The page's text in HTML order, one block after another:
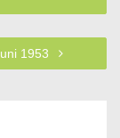
1953